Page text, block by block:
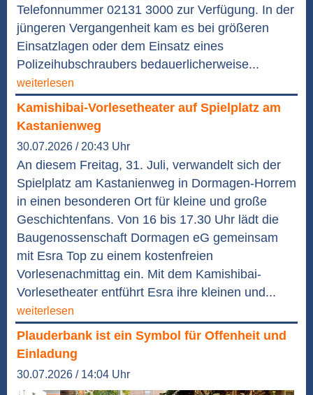
Telefonnummer 02131 3000 zur Verfügung. In der
jüngeren Vergangenheit kam es bei größeren
Einsatzlagen oder dem Einsatz eines
Polizeihubschraubers bedauerlicherweise...
weiterlesen
Kamishibai-Vorlesetheater auf Spielplatz am
Kastanienweg
30.07.2026 / 20:43 Uhr
An diesem Freitag, 31. Juli, verwandelt sich der
Spielplatz am Kastanienweg in Dormagen-Horrem
in einen besonderen Ort für kleine und große
Geschichtenfans. Von 16 bis 17.30 Uhr lädt die
Baugenossenschaft Dormagen eG gemeinsam
mit Esra Top zu einem kostenfreien
Vorlesenachmittag ein. Mit dem Kamishibai-
Vorlesetheater entführt Esra ihre kleinen und...
weiterlesen
Plauderbank ist ein Symbol für Offenheit und
Einladung
30.07.2026 / 14:04 Uhr